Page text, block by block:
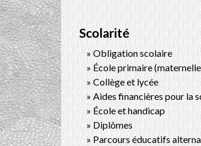
Scolarité
Obligation scolaire
École primaire
Collège et lycée
Aides financières pour la
École et handicap
Diplômes
Parcours éducatifs